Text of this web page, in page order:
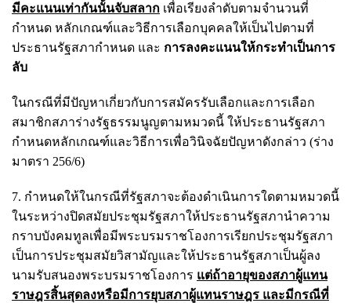
มีคะแนนเท่ากันนั้นจับสลาก เพื่อเรียงลำดับตามจำนวนที่
กำหนด หลักเกณฑ์และวิธีการเลือกบุคคลให้เป็นไปตามที่
ประธานรัฐสภากำหนด และ การลงคะแนนให้กระทำเป็นการ
ลับ
ในกรณีที่มีปัญหาเกี่ยวกับการสมัครรับเลือกและการเลือก
สมาชิกสภาร่างรัฐธรรมนูญตามหมวดนี้ ให้ประธานรัฐสภา
กำหนดหลักเกณฑ์และวิธีการเพื่อวินิจฉัยปัญหาดังกล่าว (ร่าง
มาตรา 256/6)
7. กำหนดให้ในกรณีที่รัฐสภาจะต้องดำเนินการใดตามหมวดนี้
ในระหว่างปิดสมัยประชุมรัฐสภาให้ประธานรัฐสภานำความ
กราบบังคมทูลเพื่อมีพระบรมราชโองการเรียกประชุมรัฐสภา
เป็นการประชุมสมัยวิสามัญและให้ประธานรัฐสภาเป็นผู้ลง
นามรับสนองพระบรมราชโองการ แต่ถ้าอายุของสภาผู้แทน
ราษฎรสิ้นสุดลงหรือมีการยุบสภาผู้แทนราษฎร และมีกรณีที่